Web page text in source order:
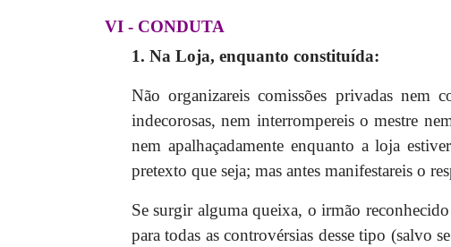
VI - CONDUTA
1. Na Loja, enquanto constituída:
Não organizareis comissões privadas nem
indecorosas, nem interrompereis o mestre
nem apalhaçadamente enquanto a loja
pretexto que seja; mas antes manifestareis o
Se surgir alguma queixa, o irmão
para todas as controvérsias desse tipo (salvo